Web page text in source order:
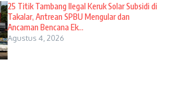
25 Titik Tambang Ilegal Keruk Solar Subsidi di
Takalar, Antrean SPBU Mengular dan
Ancaman Bencana Ek...
Agustus 4, 2026